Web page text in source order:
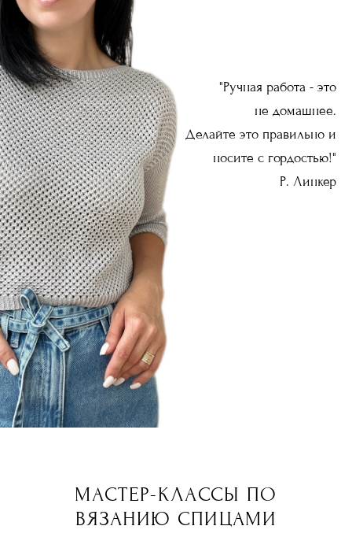
"Ручная работа - это
не домашнее.
Делайте это правильно и
носите с гордостью!"
Р. Линкер
МАСТЕР-КЛАССЫ ПО
ВЯЗАНИЮ СПИЦАМИ